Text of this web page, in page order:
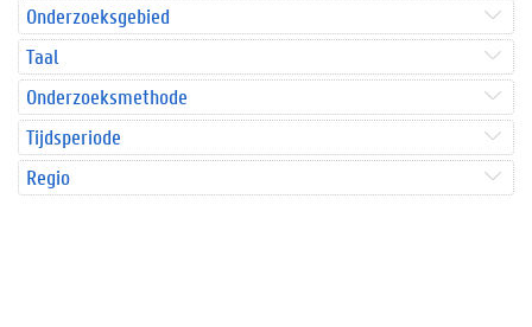
Onderzoeksgebied
Taal
Onderzoeksmethode
Tijdsperiode
Regio